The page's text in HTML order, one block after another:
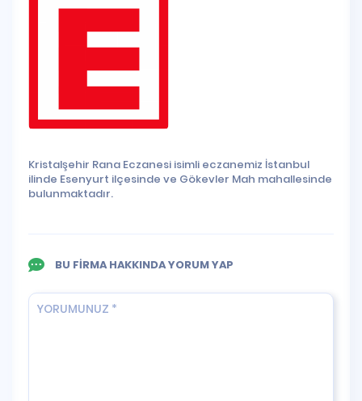
Kristalşehir Rana Eczanesi isimli eczanemiz İstanbul
ilinde Esenyurt ilçesinde ve Gökevler Mah mahallesinde
bulunmaktadır.
BU FİRMA HAKKINDA YORUM YAP